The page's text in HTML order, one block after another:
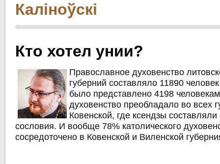
Каліноўскі
Кто хотел унии?
Православное духовенство
губерний составляло 11890
было представлено 4198
духовенство преобладало во всех
Ковенской, где ксендзы
сословия. И вообще 78% католического
сосредоточено в Ковенской и Виленской